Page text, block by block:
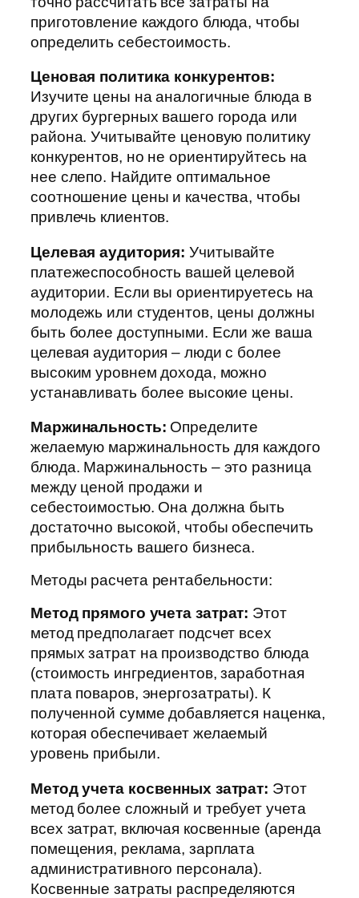
приготовление каждого блюда, чтобы
определить себестоимость.
Ценовая политика конкурентов:
Изучите цены на аналогичные блюда в
других бургерных вашего города или
района. Учитывайте ценовую политику
конкурентов, но не ориентируйтесь на
нее слепо. Найдите оптимальное
соотношение цены и качества, чтобы
привлечь клиентов.
Целевая аудитория: Учитывайте
платежеспособность вашей целевой
аудитории. Если вы ориентируетесь на
молодежь или студентов, цены должны
быть более доступными. Если же ваша
целевая аудитория – люди с более
высоким уровнем дохода, можно
устанавливать более высокие цены.
Маржинальность: Определите
желаемую маржинальность для каждого
блюда. Маржинальность – это разница
между ценой продажи и
себестоимостью. Она должна быть
достаточно высокой, чтобы обеспечить
прибыльность вашего бизнеса.
Методы расчета рентабельности:
Метод прямого учета затрат: Этот
метод предполагает подсчет всех
прямых затрат на производство блюда
(стоимость ингредиентов, заработная
плата поваров, энергозатраты). К
полученной сумме добавляется наценка,
которая обеспечивает желаемый
уровень прибыли.
Метод учета косвенных затрат: Этот
метод более сложный и требует учета
всех затрат, включая косвенные (аренда
помещения, реклама, зарплата
административного персонала).
Косвенные затраты распределяются